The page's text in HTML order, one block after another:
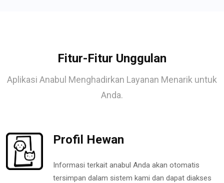
Fitur-Fitur Unggulan
Aplikasi Anabul Menghadirkan Layanan Menarik untuk
Anda.
Profil Hewan
Informasi terkait anabul Anda akan otomatis
tersimpan dalam sistem kami dan dapat diakses